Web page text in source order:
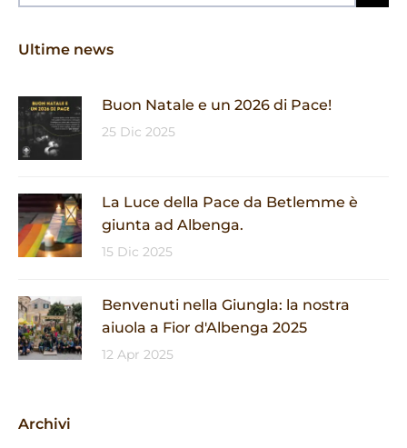
Ultime news
Buon Natale e un 2026 di Pace!
25 Dic 2025
La Luce della Pace da Betlemme è
giunta ad Albenga.
15 Dic 2025
Benvenuti nella Giungla: la nostra
aiuola a Fior d'Albenga 2025
12 Apr 2025
Archivi